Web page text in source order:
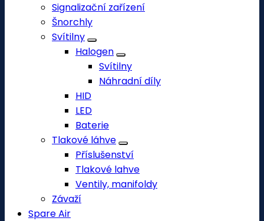
Signalizační zařízení
Šnorchly
Svítilny
Halogen
Svítilny
Náhradní díly
HID
LED
Baterie
Tlakové láhve
Příslušenství
Tlakové lahve
Ventily, manifoldy
Závaží
Spare Air